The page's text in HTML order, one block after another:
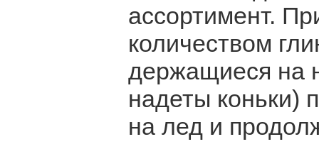
ассортимент.
количеством
держащиеся на
надеты коньки)
на лед и